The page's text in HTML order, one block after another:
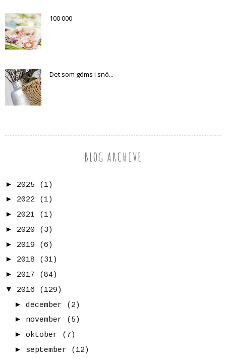
100 000
Det som göms i snö...
BLOG ARCHIVE
► 2025
(1)
► 2022
(1)
► 2021
(1)
► 2020
(3)
► 2019
(6)
► 2018
(31)
► 2017
(84)
▼
2016
(129)
► december
(2)
► november
(5)
► oktober
(7)
► september
(12)